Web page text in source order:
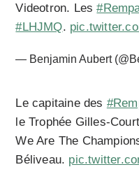
Videotron. Les
#LHJMQ.
— Benjamin Aubert
Le capitaine des
le Trophée Gilles-
We Are The
Béliveau.